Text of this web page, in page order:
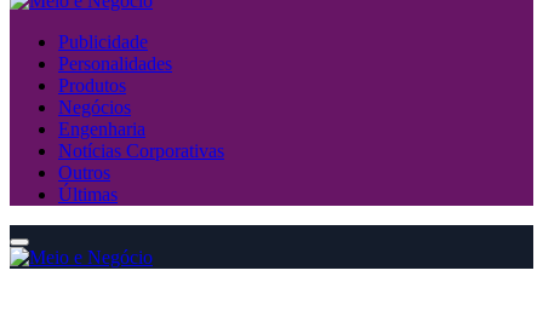
Publicidade
Personalidades
Produtos
Negócios
Engenharia
Notícias Corporativas
Outros
Últimas